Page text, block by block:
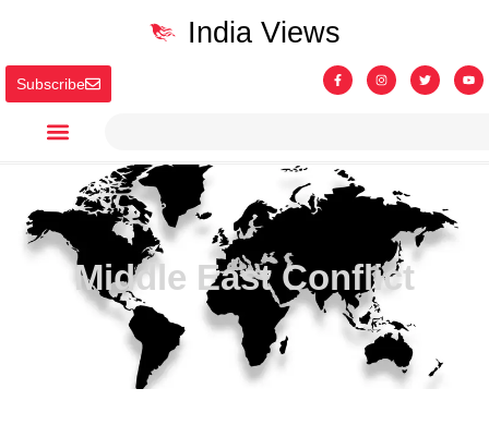
Subscribe
India Views
Middle East Conflict